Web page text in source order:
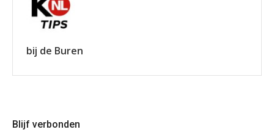
bij de Buren
Blijf verbonden